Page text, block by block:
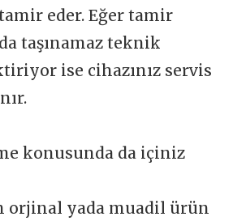
eder. Eğer tamir
taşınamaz teknik
ise cihazınız servis
konusunda da içiniz
orjinal yada muadil ürün